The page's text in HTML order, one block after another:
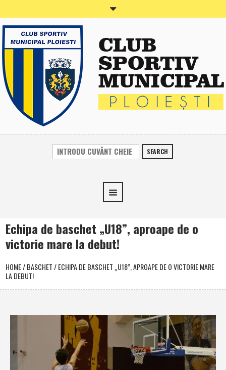
SEARCH
Echipa de baschet „U18”, aproape de o
victorie mare la debut!
HOME/BASCHET/ECHIPA DE BASCHET „U18”, APROAPE DE O VICTORIE MARE
LA DEBUT!